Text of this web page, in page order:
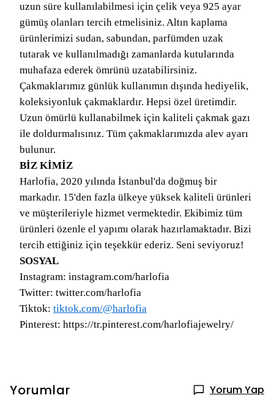
uzun süre kullanılabilmesi için çelik veya 925 ayar
gümüş olanları tercih etmelisiniz. Altın kaplama
ürünlerimizi sudan, sabundan, parfümden uzak
tutarak ve kullanılmadığı zamanlarda kutularında
muhafaza ederek ömrünü uzatabilirsiniz.
Çakmaklarımız günlük kullanımın dışında hediyelik,
koleksiyonluk çakmaklardır. Hepsi özel üretimdir.
Uzun ömürlü kullanabilmek için kaliteli çakmak gazı
ile doldurmalısınız. Tüm çakmaklarımızda alev ayarı
bulunur.
BİZ KİMİZ
Harlofia, 2020 yılında İstanbul'da doğmuş bir
markadır. 15'den fazla ülkeye yüksek kaliteli ürünleri
ve müşterileriyle hizmet vermektedir. Ekibimiz tüm
ürünleri özenle el yapımı olarak hazırlamaktadır. Bizi
tercih ettiğiniz için teşekkür ederiz. Seni seviyoruz!
SOSYAL
Instagram: instagram.com/harlofia
Twitter: twitter.com/harlofia
Tiktok: tiktok.com/@harlofia
Pinterest: https://tr.pinterest.com/harlofiajewelry/
Yorumlar Yorum Yap